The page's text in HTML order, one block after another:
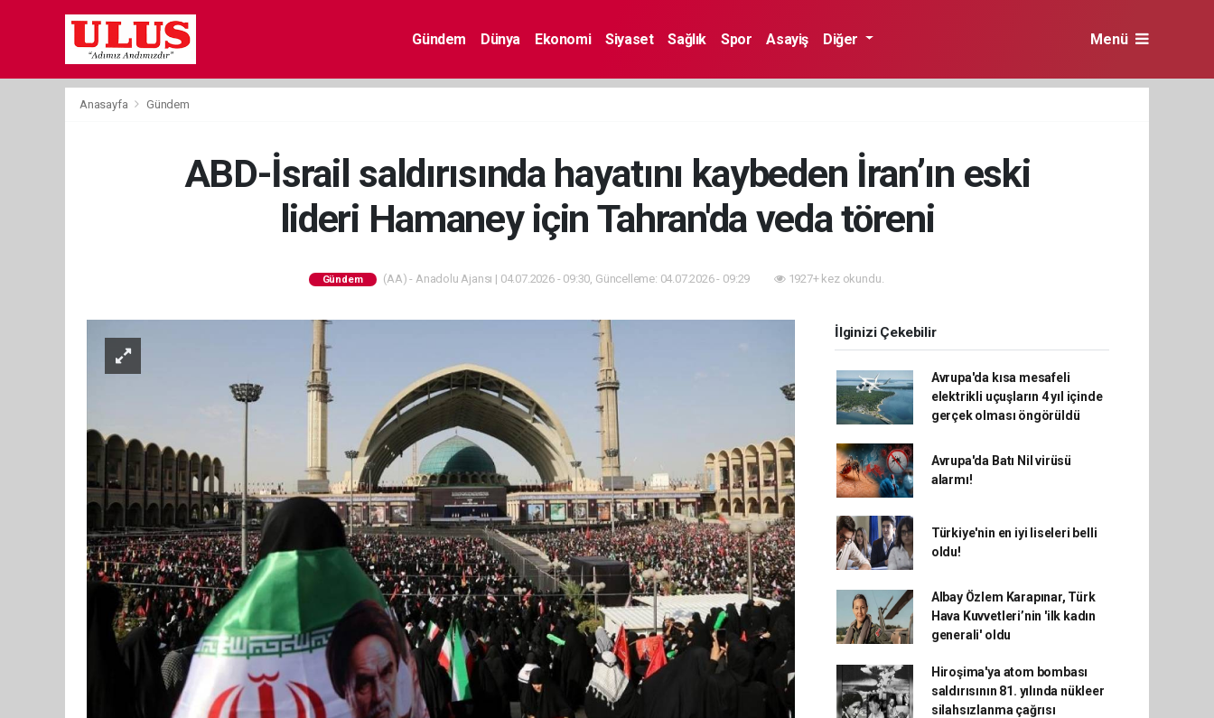
Gündem Dünya Ekonomi Siyaset Sağlık Spor Asayiş Diğer Menü
Anasayfa Gündem
ABD-İsrail saldırısında hayatını kaybeden İran’ın eski
lideri Hamaney için Tahran'da veda töreni
Gündem (AA) - Anadolu Ajansı | 04.07.2026 - 09:30, Güncelleme: 04.07.2026 - 09:29 1927+ kez okundu.
İlginizi Çekebilir
Avrupa'da kısa mesafeli
elektrikli uçuşların 4 yıl içinde
gerçek olması öngörüldü
Avrupa'da Batı Nil virüsü
alarmı!
Türkiye'nin en iyi liseleri belli
oldu!
Albay Özlem Karapınar, Türk
Hava Kuvvetleri’nin 'ilk kadın
generali' oldu
Hiroşima'ya atom bombası
saldırısının 81. yılında nükleer
silahsızlanma çağrısı